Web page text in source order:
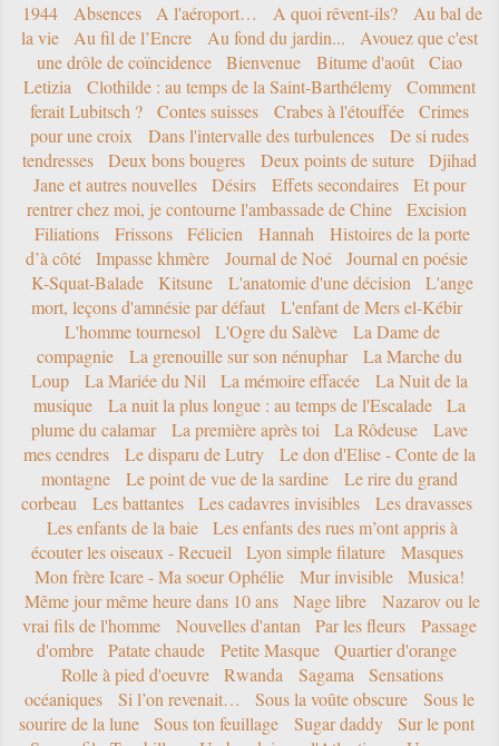
1944 Absences A l'aéroport… A quoi rêvent-ils?
Au bal de
la vie
Au fil de l’Encre Au fond du jardin...
Avouez que c'est
une drôle de coïncidence
Bienvenue Bitume d'août
Ciao
Letizia
Clothilde : au temps de la Saint-Barthélemy
Comment
ferait Lubitsch ?
Contes suisses Crabes à l'étouffée
Crimes
pour une croix
Dans l'intervalle des turbulences
De si rudes
tendresses
Deux bons bougres Deux points de suture
Djihad
Jane et autres nouvelles
Désirs Effets secondaires
Et pour
rentrer chez moi, je contourne l'ambassade de Chine
Excision
Filiations
Frissons Félicien Hannah
Histoires de la porte
d’à côté
Impasse khmère Journal de Noé
Journal en poésie
K-Squat-Balade
Kitsune L'anatomie d'une décision
L'ange
mort, leçons d'amnésie par défaut
L'enfant de Mers el-Kébir
L'homme tournesol
L'Ogre du Salève
La Dame de
compagnie
La grenouille sur son nénuphar
La Marche du
Loup
La Mariée du Nil La mémoire effacée
La Nuit de la
musique
La nuit la plus longue : au temps de l'Escalade
La
plume du calamar
La première après toi La Rôdeuse
Lave
mes cendres
Le disparu de Lutry
Le don d'Elise - Conte de la
montagne
Le point de vue de la sardine
Le rire du grand
corbeau
Les battantes Les cadavres invisibles
Les dravasses
Les enfants de la baie
Les enfants des rues m’ont appris à
écouter les oiseaux - Recueil
Lyon simple filature
Masques
Mon frère Icare - Ma soeur Ophélie
Mur invisible
Musica!
Même jour même heure dans 10 ans
Nage libre
Nazarov ou le
vrai fils de l'homme
Nouvelles d'antan Par les fleurs
Passage
d'ombre
Patate chaude Petite Masque
Quartier d'orange
Rolle à pied d'oeuvre
Rwanda Sagama
Sensations
océaniques
Si l’on revenait… Sous la voûte obscure
Sous le
sourire de la lune
Sous ton feuillage Sugar daddy
Sur le pont